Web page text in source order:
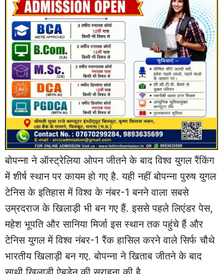
बोपन्ना ने ऑस्ट्रेलिया ओपन जीतने के बाद विश्व युगल रैंकिंग
में शीर्ष स्थान पर कायम हो गए है. यही नहीं बोपन्ना पुरुष युगल
टेनिस के इतिहास में विश्व के नंबर-1 बनने वाला सबसे
उम्रदराज के खिलाड़ी भी बन गए हैं. इससे पहले लिएंडर पेस,
महेश भूपति और सानिया मिर्जा इस स्थान तक पहुंचे हैं और
टेनिस युगल में विश्व नंबर-1 रैंक हासिल करने वाले सिर्फ चौथे
भारतीय खिलाड़ी बन गए. बोपन्ना ने खिताब जीतने के बाद